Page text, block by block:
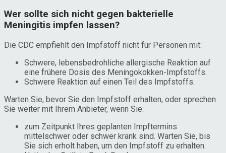
Wer sollte sich nicht gegen bakterielle
Meningitis impfen lassen?
Die CDC empfiehlt den Impfstoff nicht für Personen mit:
Schwere, lebensbedrohliche allergische Reaktion auf
eine frühere Dosis des Meningokokken-Impfstoffs.
Schwere Reaktion auf einen Teil des Impfstoffs.
Warten Sie, bevor Sie den Impfstoff erhalten, oder sprechen
Sie weiter mit Ihrem Anbieter, wenn Sie:
zum Zeitpunkt Ihres geplanten Impftermins
mittelschwer oder schwer krank sind. Warten Sie, bis
Sie sich erholt haben, um den Impfstoff zu erhalten.